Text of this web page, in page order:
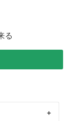
る